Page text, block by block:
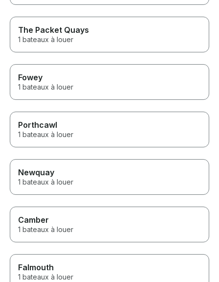
The Packet Quays
1 bateaux à louer
Fowey
1 bateaux à louer
Porthcawl
1 bateaux à louer
Newquay
1 bateaux à louer
Camber
1 bateaux à louer
Falmouth
1 bateaux à louer